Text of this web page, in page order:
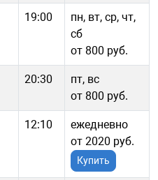
19:00
пн, вт, ср, чт,
сб
от 800 руб.
20:30
пт, вс
от 800 руб.
12:10
ежедневно
от 2020 руб.
Купить